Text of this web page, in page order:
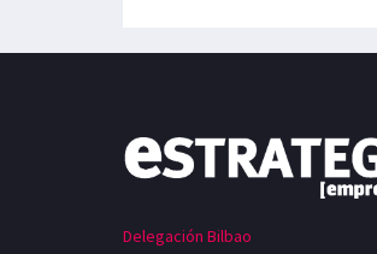
Delegación Bilbao